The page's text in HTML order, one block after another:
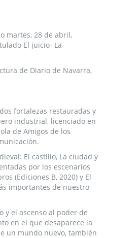
martes, 28 de abril,
El juicio- La
de Diario de Navarra,
fortalezas restauradas y
industrial, licenciado en
de Amigos de los
El castillo, La ciudad y
por los escenarios
(Ediciones B, 2020) y El
importantes de nuestro
y el ascenso al poder de
en el que desaparece la
un mundo nuevo, también